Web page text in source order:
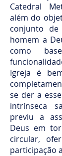
Catedral
além do
conjunto
homem a
como
Igreja é
se der a
intrínseca
previu a
Deus em
circular,
participação